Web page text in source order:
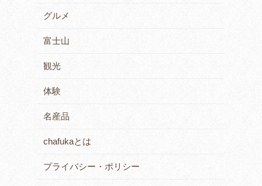
グルメ
富士山
観光
体験
名産品
chafukaとは
プライバシー・ポリシー